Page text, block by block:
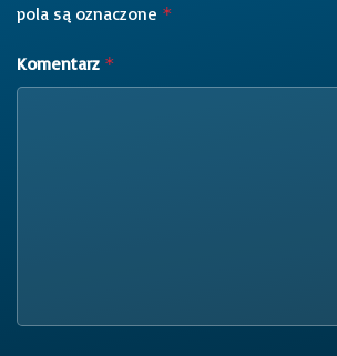
pola są oznaczone *
Komentarz *